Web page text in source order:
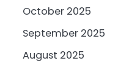
October 2025
September 2025
August 2025